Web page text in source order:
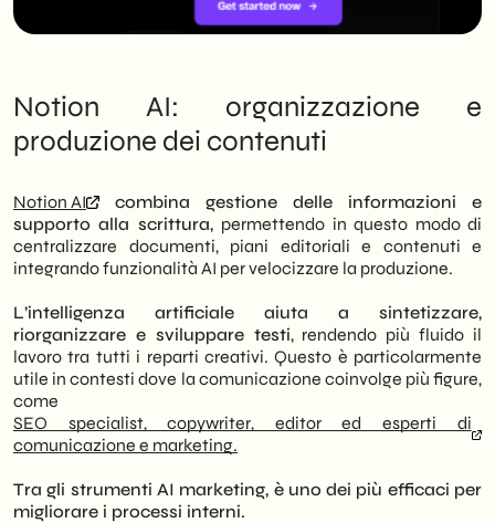
Notion AI: organizzazione e
produzione dei contenuti
Notion AI
combina gestione delle informazioni e
supporto alla scrittura, permettendo in questo modo di
centralizzare documenti, piani editoriali e contenuti e
integrando funzionalità AI per velocizzare la produzione.
L’intelligenza artificiale aiuta a sintetizzare,
riorganizzare e sviluppare testi, rendendo più fluido il
lavoro tra tutti i reparti creativi. Questo è particolarmente
utile in contesti dove la comunicazione coinvolge più figure,
come
SEO specialist, copywriter, editor ed esperti di
comunicazione e marketing.
Tra gli strumenti AI marketing, è uno dei più efficaci per
migliorare i processi interni.